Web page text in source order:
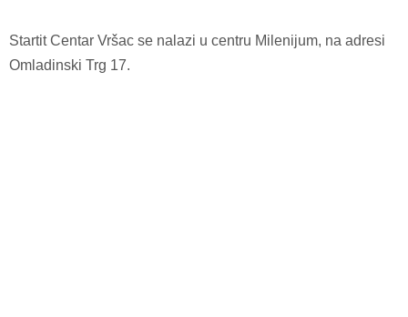
Startit Centar Vršac se nalazi u centru Milenijum, na adresi
Omladinski Trg 17.